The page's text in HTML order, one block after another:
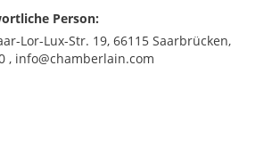
Person:
Lor-Lux-Str. 19, 66115 Saarbrücken,
, info@chamberlain.com